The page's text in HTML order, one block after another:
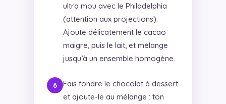
ultra mou avec le Philadelphia
(attention aux projections).
Ajoute délicatement le cacao
maigre, puis le lait, et mélange
jusqu’à un ensemble homogène.
Fais fondre le chocolat à dessert
et ajoute-le au mélange : ton